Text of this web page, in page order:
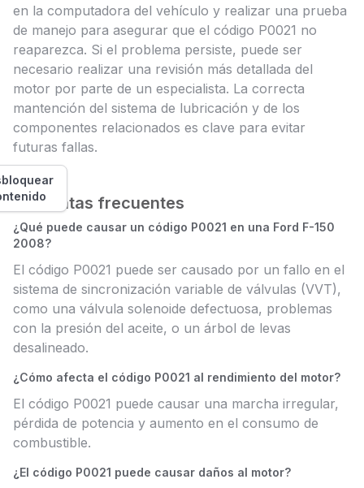
en la computadora del vehículo y realizar una prueba
de manejo para asegurar que el código P0021 no
reaparezca. Si el problema persiste, puede ser
necesario realizar una revisión más detallada del
motor por parte de un especialista. La correcta
mantención del sistema de lubricación y de los
componentes relacionados es clave para evitar
futuras fallas.
Preguntas frecuentes
¿Qué puede causar un código P0021 en una Ford F-150
2008?
El código P0021 puede ser causado por un fallo en el
sistema de sincronización variable de válvulas (VVT),
como una válvula solenoide defectuosa, problemas
con la presión del aceite, o un árbol de levas
desalineado.
¿Cómo afecta el código P0021 al rendimiento del motor?
El código P0021 puede causar una marcha irregular,
pérdida de potencia y aumento en el consumo de
combustible.
¿El código P0021 puede causar daños al motor?